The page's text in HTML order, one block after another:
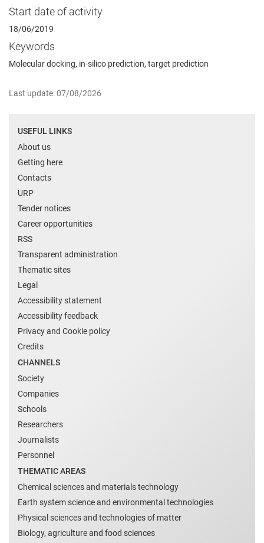
Start date of activity
18/06/2019
Keywords
Molecular docking, in-silico prediction, target prediction
Last update: 07/08/2026
USEFUL LINKS
About us
Getting here
Contacts
URP
Tender notices
Career opportunities
RSS
Transparent administration
Thematic sites
Legal
Accessibility statement
Accessibility feedback
Privacy and Cookie policy
Credits
CHANNELS
Society
Companies
Schools
Researchers
Journalists
Personnel
THEMATIC AREAS
Chemical sciences and materials technology
Earth system science and environmental technologies
Physical sciences and technologies of matter
Biology, agriculture and food sciences